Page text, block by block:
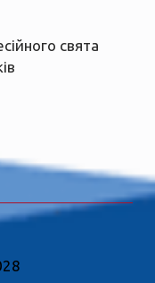
свята